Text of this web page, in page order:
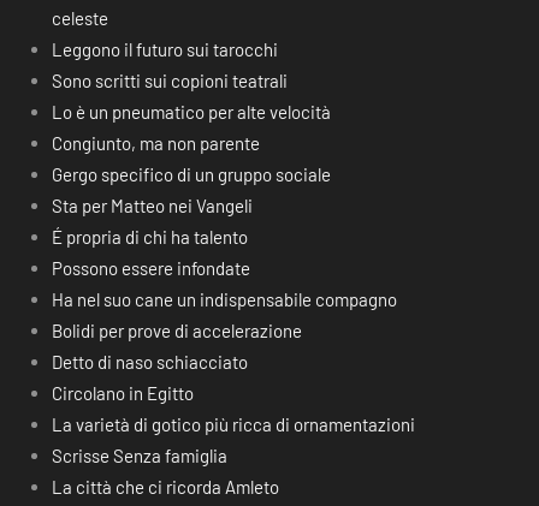
celeste
Leggono il futuro sui tarocchi
Sono scritti sui copioni teatrali
Lo è un pneumatico per alte velocità
Congiunto, ma non parente
Gergo specifico di un gruppo sociale
Sta per Matteo nei Vangeli
É propria di chi ha talento
Possono essere infondate
Ha nel suo cane un indispensabile compagno
Bolidi per prove di accelerazione
Detto di naso schiacciato
Circolano in Egitto
La varietà di gotico più ricca di ornamentazioni
Scrisse Senza famiglia
La città che ci ricorda Amleto